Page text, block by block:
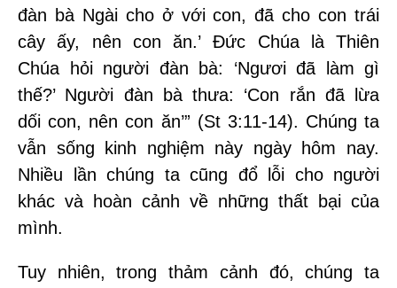
đàn bà Ngài cho ở với con, đã cho con trái
cây ấy, nên con ăn.’ Đức Chúa là Thiên
Chúa hỏi người đàn bà: ‘Ngươi đã làm gì
thế?’ Người đàn bà thưa: ‘Con rắn đã lừa
dối con, nên con ăn’” (St 3:11-14). Chúng ta
vẫn sống kinh nghiệm này ngày hôm nay.
Nhiều lần chúng ta cũng đổ lỗi cho người
khác và hoàn cảnh về những thất bại của
mình.
Tuy nhiên, trong thảm cảnh đó, chúng ta